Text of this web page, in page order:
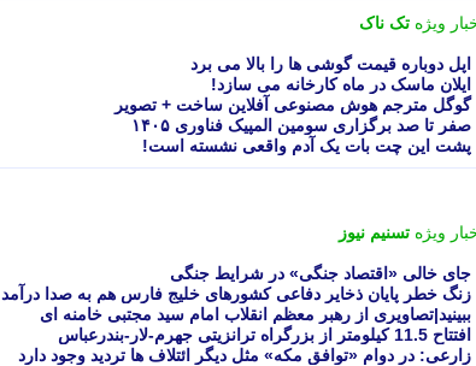
ویژه تک ناک
اپل دوباره قیمت گوشی ها را بالا می برد
ایلان ماسک در ماه کارخانه می سازد!
گوگل مترجم هوش مصنوعی آفلاین ساخت + تصویر
صفر تا صد برگزاری سومین المپیک فناوری ۱۴۰۵
پشت این چت بات یک آدم واقعی نشسته است!
ویژه تسنیم نیوز
جای خالی «اقتصاد جنگی» در شرایط جنگی
زنگ خطر پایان ذخایر دفاعی کشورهای خلیج فارس هم به صدا درآمد
ببینید|تصاویری از رهبر معظم انقلاب امام سید مجتبی خامنه ای
افتتاح 11.5 کیلومتر از بزرگراه ترانزیتی جهرم-لار-بندرعباس
زارعی: در دوام «توافق مکه» مثل دیگر ائتلاف ها تردید وجود دارد